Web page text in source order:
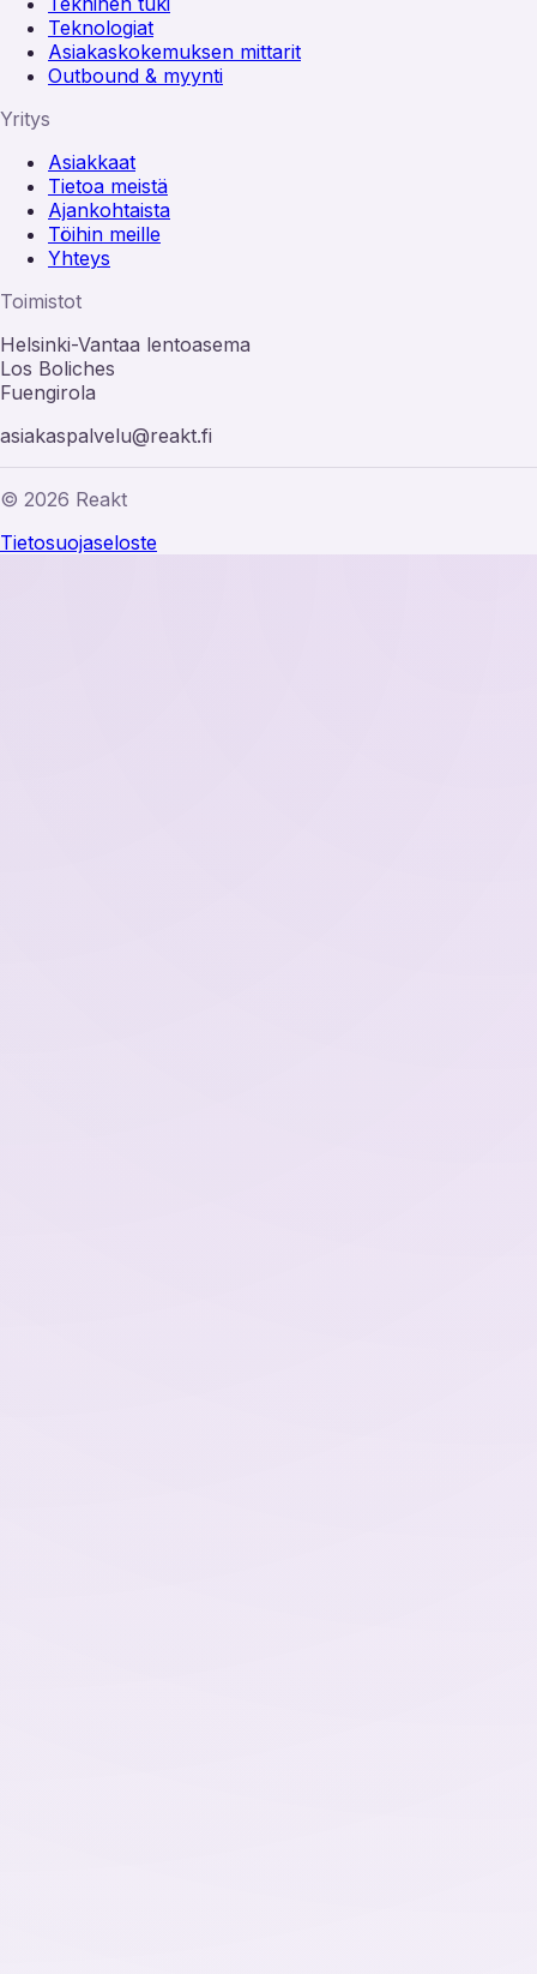
Teknologiat
Asiakaskokemuksen mittarit
Outbound & myynti
Yritys
Asiakkaat
Tietoa meistä
Ajankohtaista
Töihin meille
Yhteys
Toimistot
Helsinki-Vantaa lentoasema
Los Boliches
Fuengirola
asiakaspalvelu@reakt.fi
© 2026 Reakt
Tietosuojaseloste